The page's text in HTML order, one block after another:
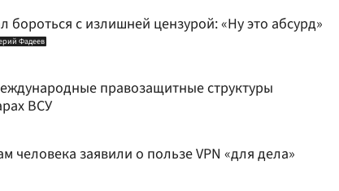
бороться с излишней цензурой: «Ну это абсурд»
Фадеев
правозащитные структуры
ВСУ
человека заявили о пользе VPN «для дела»